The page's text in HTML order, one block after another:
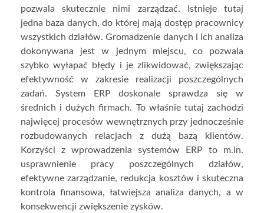
pozwala skutecznie nimi zarządzać. Istnieje tutaj
jedna baza danych, do której mają dostęp pracownicy
wszystkich działów. Gromadzenie danych i ich analiza
dokonywana jest w jednym miejscu, co pozwala
szybko wyłapać błędy i je zlikwidować, zwiększając
efektywność w zakresie realizacji poszczególnych
zadań. System ERP doskonale sprawdza się w
średnich i dużych firmach. To właśnie tutaj zachodzi
najwięcej procesów wewnętrznych przy jednocześnie
rozbudowanych relacjach z dużą bazą klientów.
Korzyści z wprowadzenia systemów ERP to m.in.
usprawnienie pracy poszczególnych działów,
efektywne zarządzanie, redukcja kosztów i skuteczna
kontrola finansowa, łatwiejsza analiza danych, a w
konsekwencji zwiększenie zysków.